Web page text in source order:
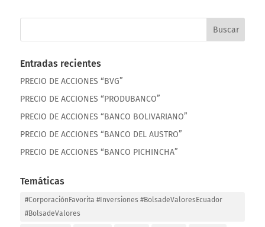
Entradas recientes
PRECIO DE ACCIONES “BVG”
PRECIO DE ACCIONES “PRODUBANCO”
PRECIO DE ACCIONES “BANCO BOLIVARIANO”
PRECIO DE ACCIONES “BANCO DEL AUSTRO”
PRECIO DE ACCIONES “BANCO PICHINCHA”
Temáticas
#CorporaciónFavorita #Inversiones #BolsadeValoresEcuador
#BolsadeValores